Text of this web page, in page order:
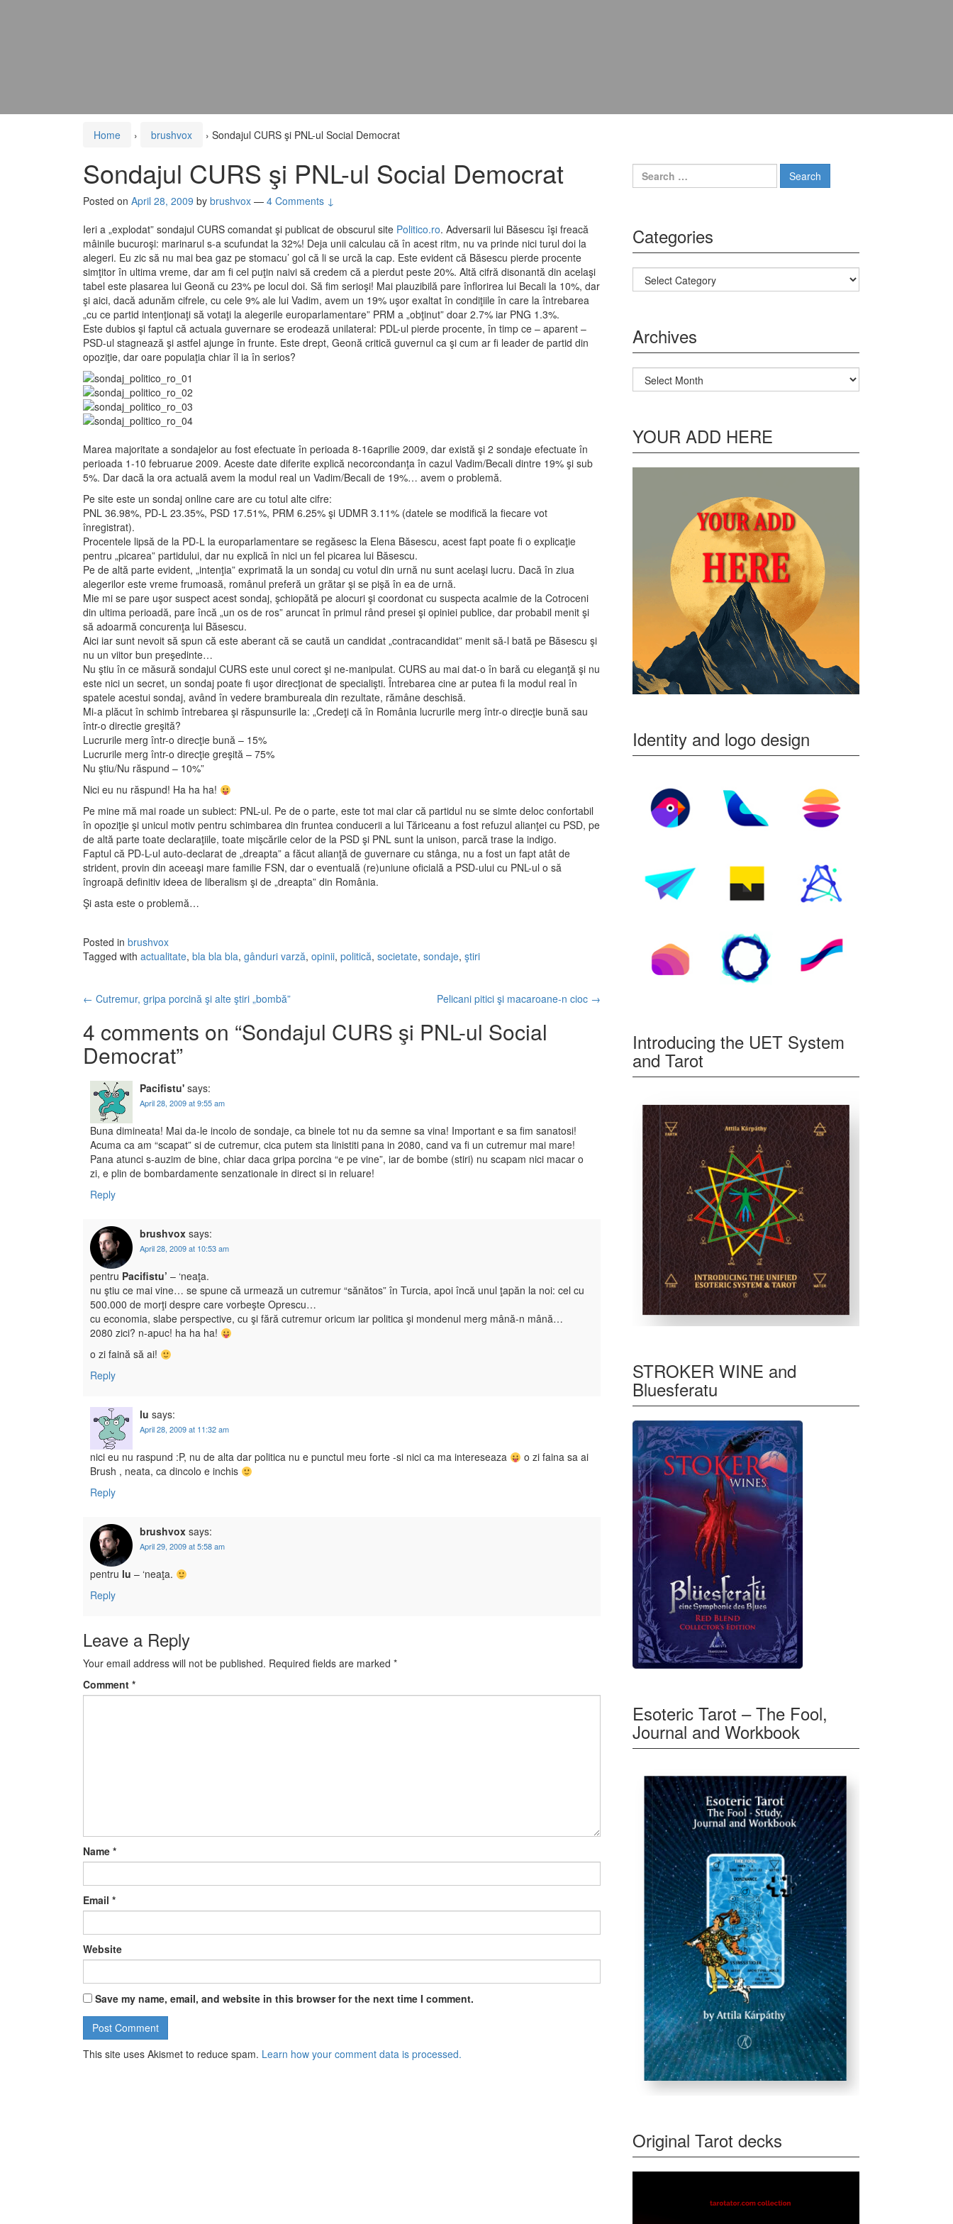
Home › brushvox › Sondajul CURS şi PNL-ul Social Democrat
Sondajul CURS şi PNL-ul Social Democrat
Posted on April 28, 2009 by brushvox — 4 Comments ↓
Ieri a „explodat” sondajul CURS comandat şi publicat de obscurul site Politico.ro. Adversarii lui Băsescu îşi freacă
mâinile bucuroşi: marinarul s-a scufundat la 32%! Deja unii calculau că în acest ritm, nu va prinde nici turul doi la
alegeri. Eu zic să nu mai bea gaz pe stomacu’ gol că li se urcă la cap. Este evident că Băsescu pierde procente
simţitor în ultima vreme, dar am fi cel puţin naivi să credem că a pierdut peste 20%. Altă cifră disonantă din acelaşi
tabel este plasarea lui Geonă cu 23% pe locul doi. Să fim serioşi! Mai plauzibilă pare înflorirea lui Becali la 10%, dar
şi aici, dacă adunăm cifrele, cu cele 9% ale lui Vadim, avem un 19% uşor exaltat în condiţiile în care la întrebarea
„cu ce partid intenţionaţi să votaţi la alegerile europarlamentare” PRM a „obţinut” doar 2.7% iar PNG 1.3%.
Este dubios şi faptul că actuala guvernare se erodează unilateral: PDL-ul pierde procente, în timp ce – aparent –
PSD-ul stagnează şi astfel ajunge în frunte. Este drept, Geonă critică guvernul ca şi cum ar fi leader de partid din
opoziţie, dar oare populaţia chiar îl ia în serios?
Marea majoritate a sondajelor au fost efectuate în perioada 8-16aprilie 2009, dar există şi 2 sondaje efectuate în
perioada 1-10 februarue 2009. Aceste date diferite explică necorcondanţa în cazul Vadim/Becali dintre 19% şi sub
5%. Dar dacă la ora actuală avem la modul real un Vadim/Becali de 19%… avem o problemă.
Pe site este un sondaj online care are cu totul alte cifre:
PNL 36.98%, PD-L 23.35%, PSD 17.51%, PRM 6.25% şi UDMR 3.11% (datele se modifică la fiecare vot
înregistrat).
Procentele lipsă de la PD-L la europarlamentare se regăsesc la Elena Băsescu, acest fapt poate fi o explicaţie
pentru „picarea” partidului, dar nu explică în nici un fel picarea lui Băsescu.
Pe de altă parte evident, „intenţia” exprimată la un sondaj cu votul din urnă nu sunt acelaşi lucru. Dacă în ziua
alegerilor este vreme frumoasă, românul preferă un grătar şi se pişă în ea de urnă.
Mie mi se pare uşor suspect acest sondaj, şchiopătă pe alocuri şi coordonat cu suspecta acalmie de la Cotroceni
din ultima perioadă, pare încă „un os de ros” aruncat în primul rând presei şi opiniei publice, dar probabil menit şi
să adoarmă concurenţa lui Băsescu.
Aici iar sunt nevoit să spun că este aberant că se caută un candidat „contracandidat” menit să-l bată pe Băsescu şi
nu un viitor bun preşedinte…
Nu ştiu în ce măsură sondajul CURS este unul corect şi ne-manipulat. CURS au mai dat-o în bară cu eleganţă şi nu
este nici un secret, un sondaj poate fi uşor direcţionat de specialişti. Întrebarea cine ar putea fi la modul real în
spatele acestui sondaj, având în vedere brambureala din rezultate, rămâne deschisă.
Mi-a plăcut în schimb întrebarea şi răspunsurile la: „Credeţi că în România lucrurile merg într-o direcţie bună sau
într-o directie greşită?
Lucrurile merg într-o direcţie bună – 15%
Lucrurile merg într-o direcţie greşită – 75%
Nu ştiu/Nu răspund – 10%”
Nici eu nu răspund! Ha ha ha!
Pe mine mă mai roade un subiect: PNL-ul. Pe de o parte, este tot mai clar că partidul nu se simte deloc confortabil
în opoziţie şi unicul motiv pentru schimbarea din fruntea conducerii a lui Tăriceanu a fost refuzul alianţei cu PSD, pe
de altă parte toate declaraţiile, toate mişcările celor de la PSD şi PNL sunt la unison, parcă trase la indigo.
Faptul că PD-L-ul auto-declarat de „dreapta” a făcut alianţă de guvernare cu stânga, nu a fost un fapt atât de
strident, provin din aceeaşi mare familie FSN, dar o eventuală (re)uniune oficială a PSD-ului cu PNL-ul o să
îngroapă definitiv ideea de liberalism şi de „dreapta” din România.
Şi asta este o problemă…
Posted in brushvox
Tagged with actualitate, bla bla bla, gânduri varză, opinii, politică, societate, sondaje, ştiri
Post navigation
← Cutremur, gripa porcină şi alte ştiri „bombă” Pelicani pitici şi macaroane-n cioc →
4 comments on “Sondajul CURS şi PNL-ul Social
Democrat”
Pacifistu' says:
April 28, 2009 at 9:55 am
Buna dimineata! Mai da-le incolo de sondaje, ca binele tot nu da semne sa vina! Important e sa fim sanatosi!
Acuma ca am “scapat” si de cutremur, cica putem sta linistiti pana in 2080, cand va fi un cutremur mai mare!
Pana atunci s-auzim de bine, chiar daca gripa porcina “e pe vine”, iar de bombe (stiri) nu scapam nici macar o
zi, e plin de bombardamente senzationale in direct si in reluare!
Reply
brushvox says:
April 28, 2009 at 10:53 am
pentru Pacifistu’ – ‘neaţa.
nu ştiu ce mai vine… se spune că urmează un cutremur “sănătos” în Turcia, apoi încă unul ţapăn la noi: cel cu
500.000 de morţi despre care vorbeşte Oprescu…
cu economia, slabe perspective, cu şi fără cutremur oricum iar politica şi mondenul merg mână-n mână…
2080 zici? n-apuc! ha ha ha!
o zi faină să ai!
Reply
lu says:
April 28, 2009 at 11:32 am
nici eu nu raspund :P, nu de alta dar politica nu e punctul meu forte -si nici ca ma intereseaza
o zi faina sa ai
Brush , neata, ca dincolo e inchis
Reply
brushvox says:
April 29, 2009 at 5:58 am
pentru lu – ‘neaţa.
Reply
Leave a Reply
Your email address will not be published. Required fields are marked *
Comment *
Name *
Email *
Website
Save my name, email, and website in this browser for the next time I comment.
This site uses Akismet to reduce spam. Learn how your comment data is processed.
Search for:
Categories
Categories
Archives
Archives
YOUR ADD HERE
Identity and logo design
Introducing the UET System
and Tarot
STROKER WINE and
Bluesferatu
Esoteric Tarot – The Fool,
Journal and Workbook
Original Tarot decks